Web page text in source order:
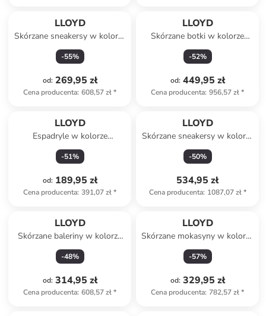
LLOYD
Skórzane sneakersy w kolorze
biało-beżowym
-55%
od: 269,95 zł
Cena producenta: 608,57 zł*
LLOYD
Skórzane botki w kolorze
brązowym
-52%
od: 449,95 zł
Cena producenta: 956,57 zł*
LLOYD
Espadryle w kolorze
błękitnym
-51%
od: 189,95 zł
Cena producenta: 391,07 zł*
LLOYD
Skórzane sneakersy w kolorze
khaki
-50%
534,95 zł
Cena producenta: 1087,07 zł*
LLOYD
Skórzane baleriny w kolorze
czarnym
-48%
od: 314,95 zł
Cena producenta: 608,57 zł*
LLOYD
Skórzane mokasyny w kolorze
jasnobrązowym
-57%
od: 329,95 zł
Cena producenta: 782,57 zł*